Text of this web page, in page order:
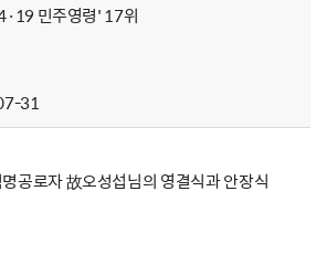
민주영령' 17위
31
공로자 故오성섭님의 영결식과 안장식